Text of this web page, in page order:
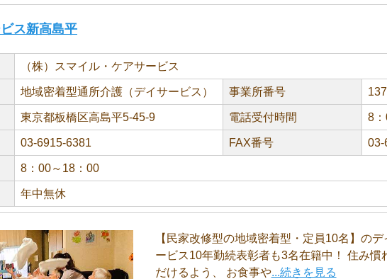
ス新高島平
（株）スマイル・ケアサービス
地域密着型通所介護（デイサービス） 事業所番号
東京都板橋区高島平5-45-9 電話受付時間 8
03-6915-6381 FAX番号 03-
8：00～18：00
年中無休
【民家改修型の地域密着型・定員10名】の
ービス10年勤続表彰者も3名在籍中！ 住み慣
だけるよう、 お食事や...続きを見る